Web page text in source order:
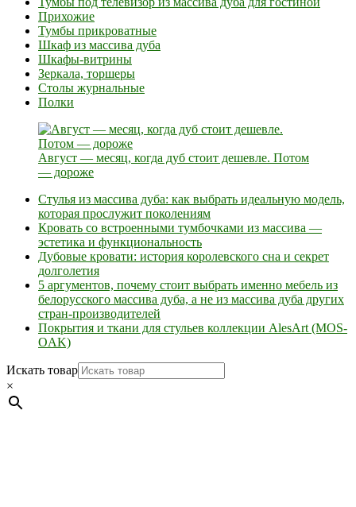
Прихожие
Тумбы прикроватные
Шкаф из массива дуба
Шкафы-витрины
Зеркала, торшеры
Столы журнальные
Полки
Август — месяц, когда дуб стоит дешевле. Потом
— дороже
Стулья из массива дуба: как выбрать идеальную модель,
которая прослужит поколениям
Кровать со встроенными тумбочками из массива —
эстетика и функциональность
Дубовые кровати: история королевского сна и секрет
долголетия
5 аргументов, почему стоит выбрать именно мебель из
белорусского массива дуба, а не из массива дуба других
стран-производителей
Покрытия и ткани для стульев коллекции AlesArt (MOS-
OAK)
Искать товар
×